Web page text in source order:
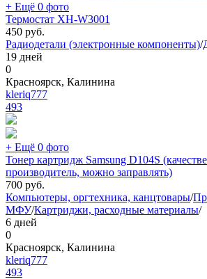
+ Ещё 0 фото
Термостат XH-W3001
450 руб.
Радиодетали (электронные компоненты)/
19 дней
0
Красноярск, Калинина
kleriq777
493
+ Ещё 0 фото
Тонер картридж Samsung D104S
производитель, можно заправлять)
700 руб.
Компьютеры, оргтехника, канцтовары/
МФУ/Картриджи, расходные материалы/
6 дней
0
Красноярск, Калинина
kleriq777
493